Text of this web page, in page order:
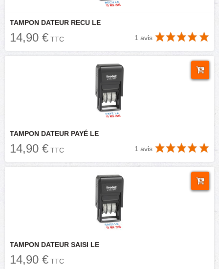
TAMPON DATEUR RECU LE
14,90 € TTC 1 avis
TAMPON DATEUR PAYÉ LE
14,90 € TTC 1 avis
TAMPON DATEUR SAISI LE
14,90 € TTC